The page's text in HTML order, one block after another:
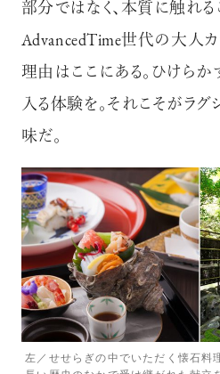
部分ではなく、本質に触れ
AdvancedTime世代の大人
理由はここにある。ひけらか
入る体験を。それこそがラ
味だ。
左／せせらぎの中でいただく懐石料